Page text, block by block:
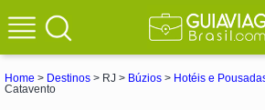
Home > Destinos > RJ > Búzios > Hotéis e
Catavento